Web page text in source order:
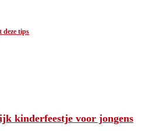
deze tips
kinderfeestje voor jongens